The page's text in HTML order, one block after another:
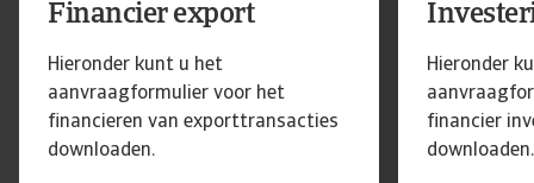
Financier export
Hieronder kunt u het
aanvraagformulier voor het
financieren van exporttransacties
downloaden.
Hieronder
financier
downloaden.